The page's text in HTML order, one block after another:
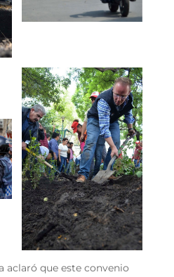
aclaró que este convenio